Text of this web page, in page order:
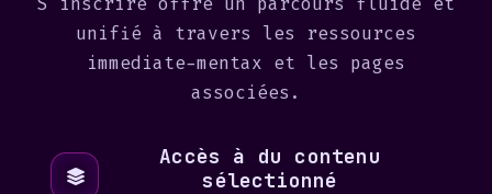
unifié à travers les ressources
immediate-mentax et les pages
associées.
Accès à du contenu
sélectionné